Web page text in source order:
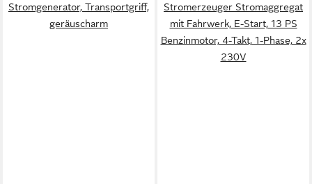
Stromgenerator, Transportgriff,
geräuscharm
Stromerzeuger Stromaggregat
mit Fahrwerk, E-Start, 13 PS
Benzinmotor, 4-Takt, 1-Phase, 2x
230V